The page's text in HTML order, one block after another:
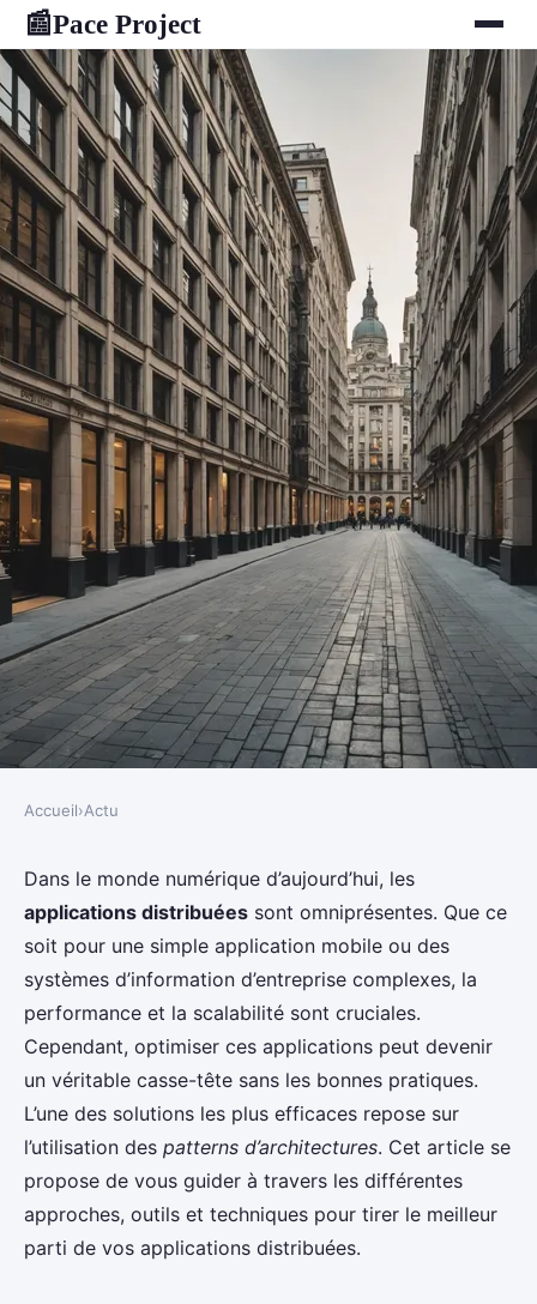
📰Pace Project
Comment optimiser la
performance des applications
distribuées en utilisant les
patterns d'architectures?
Owen•29 août 2024•5 min de lecture
Accueil›Actu
Dans le monde numérique d’aujourd’hui, les
applications distribuées sont omniprésentes. Que ce
soit pour une simple application mobile ou des
systèmes d’information d’entreprise complexes, la
performance et la scalabilité sont cruciales.
Cependant, optimiser ces applications peut devenir
un véritable casse-tête sans les bonnes pratiques.
L’une des solutions les plus efficaces repose sur
l’utilisation des patterns d’architectures. Cet article se
propose de vous guider à travers les différentes
approches, outils et techniques pour tirer le meilleur
parti de vos applications distribuées.